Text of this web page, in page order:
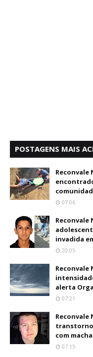
POSTAGENS MAIS
Reconvale
07:06
Reconvale
invadida
20:05
alerta
07:21
com
07:15